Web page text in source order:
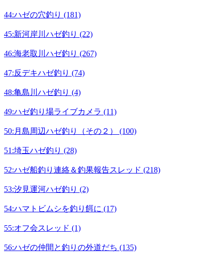
44:ハゼの穴釣り (181)
45:新河岸川ハゼ釣り (22)
46:海老取川ハゼ釣り (267)
47:反デキハゼ釣り (74)
48:亀島川ハゼ釣り (4)
49:ハゼ釣り場ライブカメラ (11)
50:月島周辺ハゼ釣り（その２） (100)
51:埼玉ハゼ釣り (28)
52:ハゼ船釣り連絡＆釣果報告スレッド (218)
53:汐見運河ハゼ釣り (2)
54:ハマトビムシを釣り餌に (17)
55:オフ会スレッド (1)
56:ハゼの仲間と釣りの外道だち (135)